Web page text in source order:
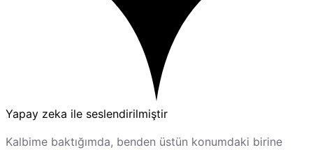
Yapay zeka ile seslendirilmiştir
Kalbime baktığımda, benden üstün konumdaki birine